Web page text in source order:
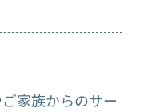
家族からのサー